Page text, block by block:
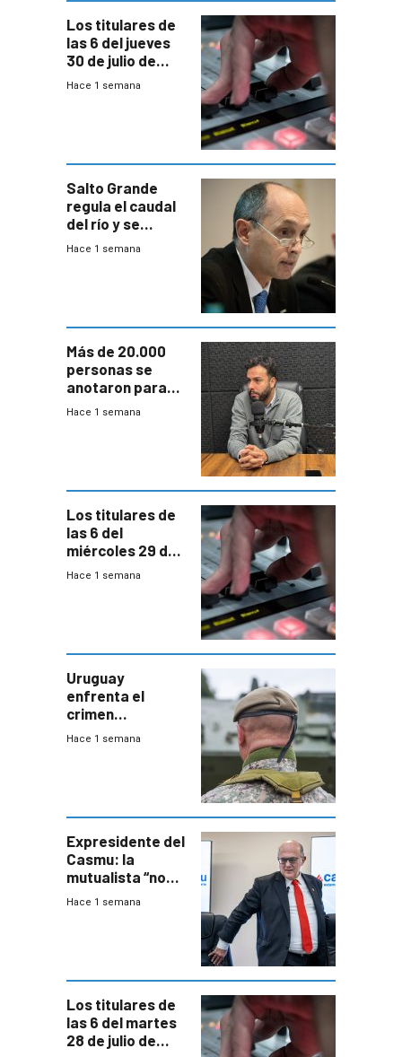
Los titulares de
las 6 del jueves
30 de julio de
2026
Hace 1 semana
Salto Grande
regula el caudal
del río y se
prepara para un
Hace 1 semana
Más de 20.000
personas se
anotaron para
las pruebas
Hace 1 semana
Los titulares de
las 6 del
miércoles 29 de
julio de 2026
Hace 1 semana
Uruguay
enfrenta el
crimen
organizado con
seguridad
Hace 1 semana
Expresidente del
Casmu: la
mutualista “no
está para pagar”
Hace 1 semana
Los titulares de
las 6 del martes
28 de julio de